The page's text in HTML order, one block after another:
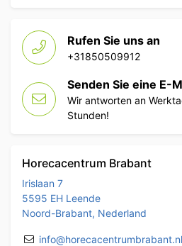
Rufen Sie uns an
+31850509912
Senden Sie eine E-
Wir antworten an
Stunden!
Horecacentrum Brabant
Irislaan 7
5595 EH Leende
Noord-Brabant, Nederland
info@horecacentrumbrabant.nl